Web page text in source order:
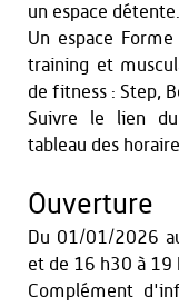
un espace détente.
Un espace
training et
de fitness : Step,
Suivre le lien
tableau des
Ouverture
Du 01/01/2026
et de 16 h30 à 19
Complément